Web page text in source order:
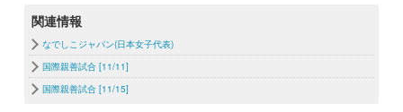
関連情報
なでしこジャパン(日本女子代表)
国際親善試合 [11/11]
国際親善試合 [11/15]